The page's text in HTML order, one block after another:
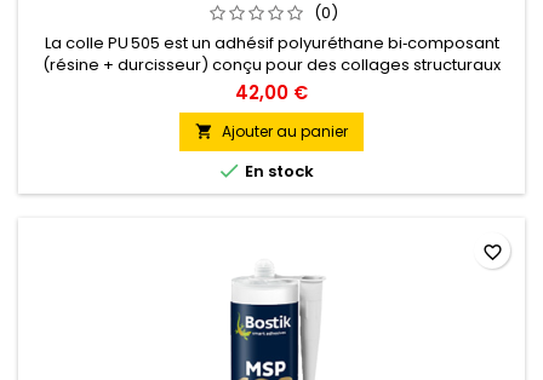
(0)
La colle PU 505 est un adhésif polyuréthane bi‑composant
(résine + durcisseur) conçu pour des collages structuraux
très résistants, en intérieur comme en extérieur. Idéale pour
coller carrelage, bois, béton, PVC rigide, métal, caoutchouc,
polyester, parquets et revêtements sportifs. Mélange
homogène, application au pinceau ou spatule crantée.
Temps de...
42,00 €
 Ajouter au panier
 En stock
favorite_border